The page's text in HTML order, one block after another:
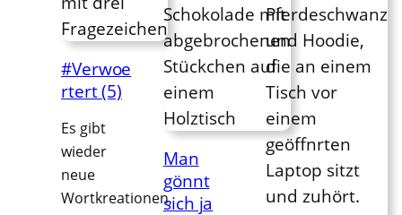
#Verwoe
rtert (5)
Es gibt
wieder
neue
Wortkreationen,
Man
gönnt
sich ja